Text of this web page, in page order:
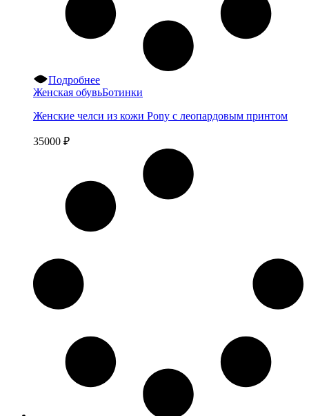
Подробнее
Женская обувьБотинки
Женские челси из кожи Pony с леопардовым принтом
35000 ₽